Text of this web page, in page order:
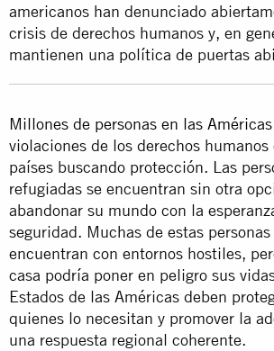
americanos han denunciado
crisis de derechos humanos y, en
mantienen una política de puertas
Millones de personas en las Américas
violaciones de los derechos humanos
países buscando protección. Las
refugiadas se encuentran sin otra
abandonar su mundo con la
seguridad. Muchas de estas personas
encuentran con entornos hostiles,
casa podría poner en peligro sus
Estados de las Américas deben
quienes lo necesitan y promover la
una respuesta regional coherente.